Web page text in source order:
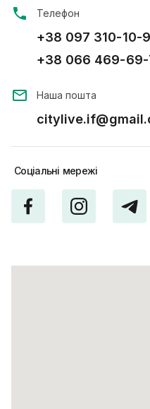
Телефон
+38 097 310-10-
+38 066 469-
Наша пошта
Соціальні мережі